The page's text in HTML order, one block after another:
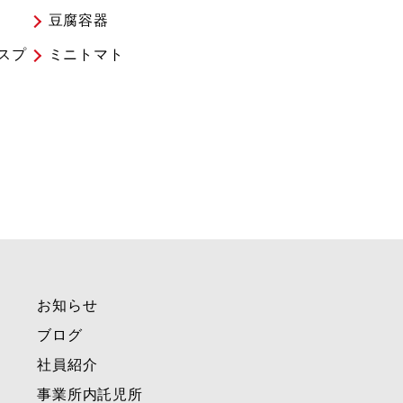
豆腐容器
プ
ミニトマト
お知らせ
ブログ
社員紹介
事業所内託児所